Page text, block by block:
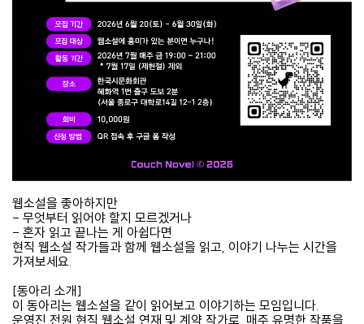
웹소설을 좋아하지만
- 무엇부터 읽어야 할지 모르겠거나
- 혼자 읽고 끝나는 게 아쉽다면
현직 웹소설 작가들과 함께 웹소설을 읽고, 이야기 나누는 시간을
가져보세요.
[동아리 소개]
이 동아리는 웹소설을 같이 읽어보고 이야기하는 모임입니다.
운영진 전원 현직 웹소설 연재 및 계약 작가로, 매주 유명한 작품을